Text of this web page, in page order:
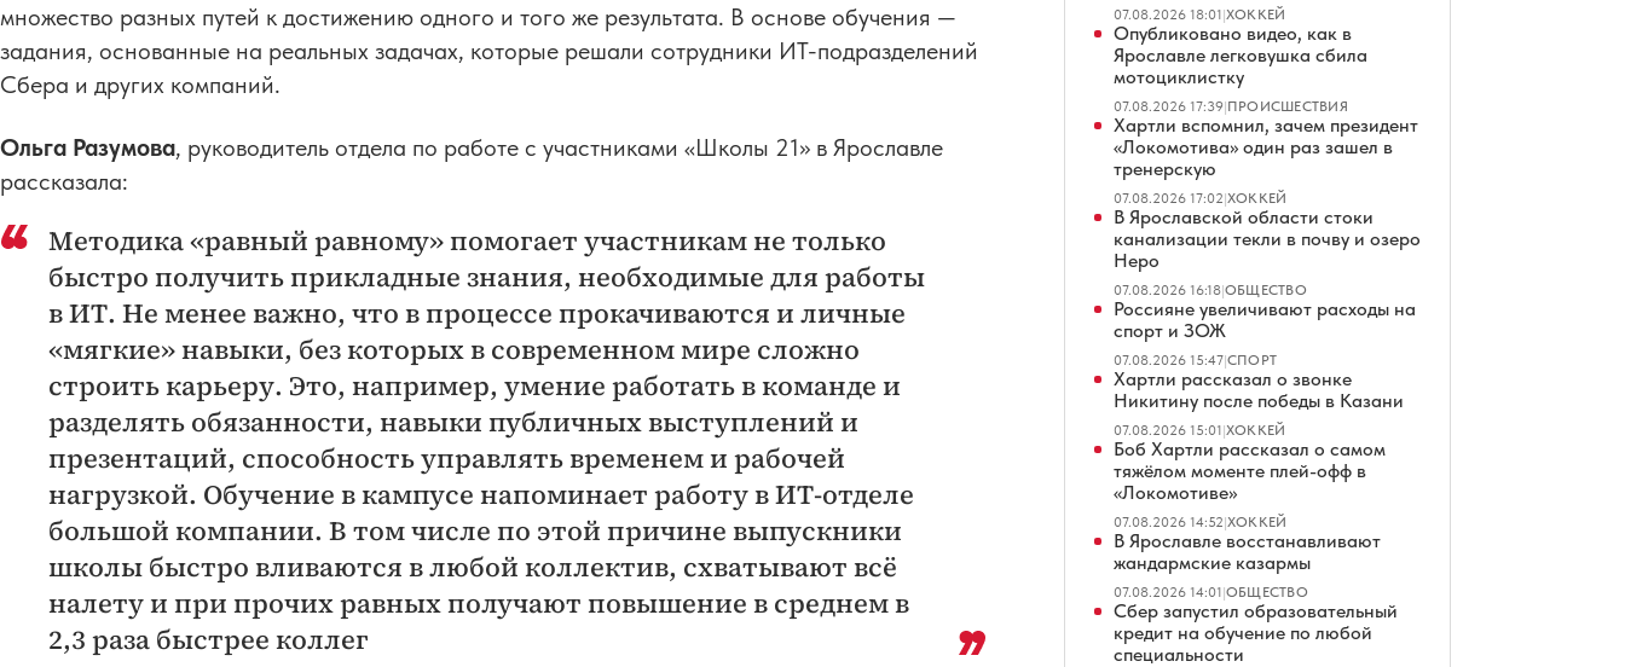
множество разных путей к достижению одного и того же результата. В основе обучения —
задания, основанные на реальных задачах, которые решали сотрудники ИТ-подразделений
Сбера и других компаний.
Ольга Разумова, руководитель отдела по работе с участниками «Школы 21» в Ярославле
рассказала:
Методика «равный равному» помогает участникам не только
быстро получить прикладные знания, необходимые для работы
в ИТ. Не менее важно, что в процессе прокачиваются и личные
«мягкие» навыки, без которых в современном мире сложно
строить карьеру. Это, например, умение работать в команде и
разделять обязанности, навыки публичных выступлений и
презентаций, способность управлять временем и рабочей
нагрузкой. Обучение в кампусе напоминает работу в ИТ-отделе
большой компании. В том числе по этой причине выпускники
школы быстро вливаются в любой коллектив, схватывают всё
налету и при прочих равных получают повышение в среднем в
2,3 раза быстрее коллег
07.08.2026 18:01|ХОККЕЙ
Опубликовано видео, как в
Ярославле легковушка сбила
мотоциклистку
07.08.2026 17:39|ПРОИСШЕСТВИЯ
Хартли вспомнил, зачем президент
«Локомотива» один раз зашел в
тренерскую
07.08.2026 17:02|ХОККЕЙ
В Ярославской области стоки
канализации текли в почву и озеро
Неро
07.08.2026 16:18|ОБЩЕСТВО
Россияне увеличивают расходы на
спорт и ЗОЖ
07.08.2026 15:47|СПОРТ
Хартли рассказал о звонке
Никитину после победы в Казани
07.08.2026 15:01|ХОККЕЙ
Боб Хартли рассказал о самом
тяжёлом моменте плей-офф в
«Локомотиве»
07.08.2026 14:52|ХОККЕЙ
В Ярославле восстанавливают
жандармские казармы
07.08.2026 14:01|ОБЩЕСТВО
Сбер запустил образовательный
кредит на обучение по любой
специальности